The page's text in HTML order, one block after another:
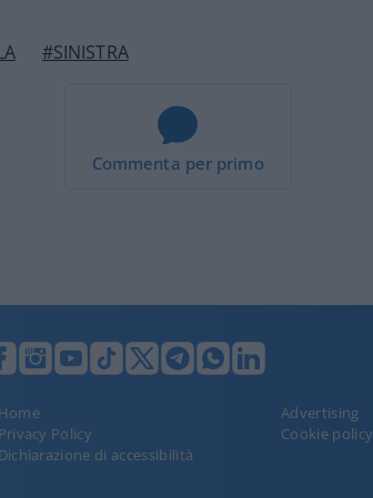
#SINISTRA
Commenta per primo
Home Advertising
Privacy Policy
Cookie policy
Dichiarazione di accessibilità